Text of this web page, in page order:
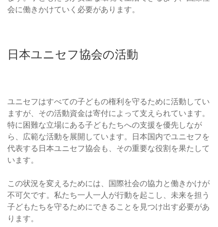
会に働きかけていく必要があります。
日本ユニセフ協会の活動
ユニセフはすべての子どもの権利を守るために活動してい
ますが、その活動資金は寄付によって支えられています。
特に困難な立場にある子どもたちへの支援を優先しなが
ら、広範な活動を展開しています。日本国内でユニセフを
代表する日本ユニセフ協会も、その重要な役割を果たして
います。
この状況を変えるためには、国際社会の協力と働きかけが
不可欠です。私たち一人一人が行動を起こし、未来を担う
子どもたちを守るためにできることを見つけ出す必要があ
ります。